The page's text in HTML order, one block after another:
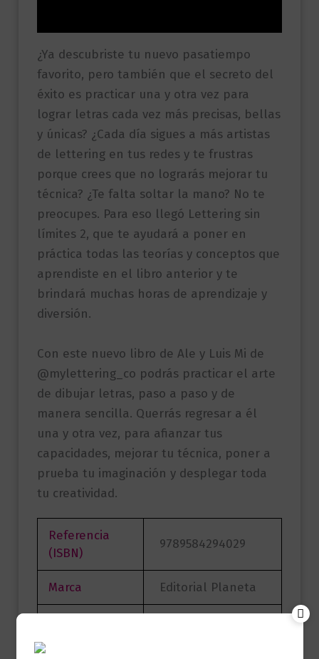
¿Ya descubriste tu nuevo pasatiempo
favorito, pero también que el secreto del
éxito es practicar una y otra vez para
lograr letras cada vez más precisas, bellas
y únicas? ¿Cada día sigues a más artistas
de lettering en tus redes y te frustras
porque crees que no lograrás mejorar tu
técnica? ¿Te falta soltar la mano? No te
preocupes. Para eso llegó Lettering sin
límites 2, que te ayudará a poner en
práctica todas las teorías y conceptos que
aprendiste en el libro anterior y te
brindará muchas horas de aprendizaje y
diversión.
Con este nuevo libro de Ale y Luis Mi de
@mylettering_co podrás practicar el arte
de dibujar letras, paso a paso y de
manera sencilla. Querrás regresar a él
una y otra vez, para afianzar tus
capacidades, mejorar tu técnica, poner a
prueba tu imaginación y desplegar toda
tu creatividad.
Referencia
(ISBN)
9789584294029
Marca Editorial Planeta